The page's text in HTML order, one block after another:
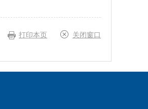
打印本页 关闭窗口